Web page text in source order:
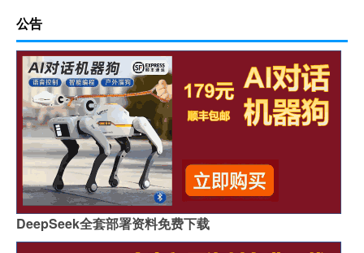
公告
DeepSeek全套部署资料免费下载